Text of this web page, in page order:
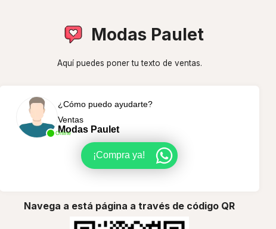
Modas Paulet
Aquí puedes poner tu texto de ventas.
Online
¿Cómo puedo ayudarte?
Ventas
Modas Paulet
¡Compra ya!
Navega a está página a través de código QR